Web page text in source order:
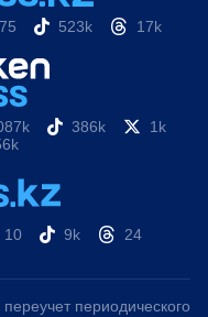
75 523k 17k
386k
1k
10 9k 24
периодического